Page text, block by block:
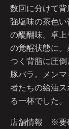
数回に分けて背
強塩味の茶色
の醍醐味。卓
の覚醒状態に
つく背脂に圧
豚バラ。メン
者たちの給油
る一杯でした。
店舗情報 ※要